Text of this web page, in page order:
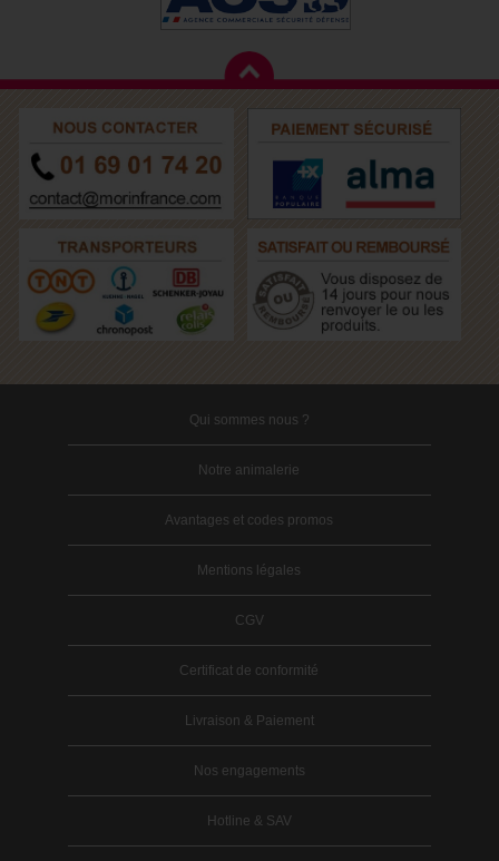
Qui sommes nous ?
Notre animalerie
Avantages et codes promos
Mentions légales
CGV
Certificat de conformité
Livraison & Paiement
Nos engagements
Hotline & SAV